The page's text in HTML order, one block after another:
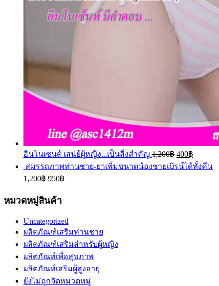
อินโนเซนต์ เสน่ย์ผู้หญิง...เป็นสิ่งสำคัญ 1,200฿ 400฿
สมรรถภาพท่านชาย-ยาเพิ่มขนาดน้องชายเบิรน์ได้ทั้งคืน
1,200฿ 950฿
หมวดหมู่สินค้า
Uncategorized
ผลิตภัณฑ์เสริมท่านชาย
ผลิตภัณฑ์เสริมสำหรับผู้หญิง
ผลิตภัณท์เพื่อสุขภาพ
ผลิตภัณท์เสริมผู้สูงอายุ
ยังไม่ถูกจัดหมวดหมู่